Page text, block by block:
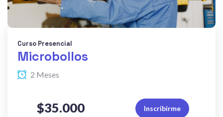
Curso Presencial
Microbollos
2 Meses
$35.000 Inscribirme